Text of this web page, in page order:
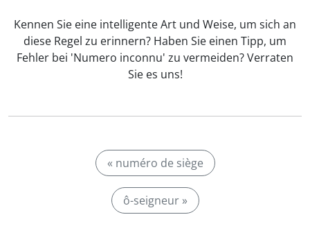
Kennen Sie eine intelligente Art und Weise, um sich an
diese Regel zu erinnern? Haben Sie einen Tipp, um
Fehler bei 'Numero inconnu' zu vermeiden? Verraten
Sie es uns!
« numéro de siège
ô-seigneur »